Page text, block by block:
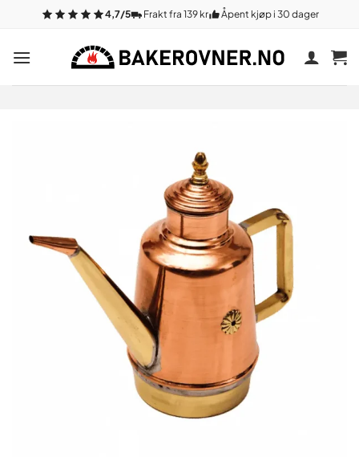
innhold
4,7/5 Frakt fra 139 kr Åpent kjøp i 30 dager